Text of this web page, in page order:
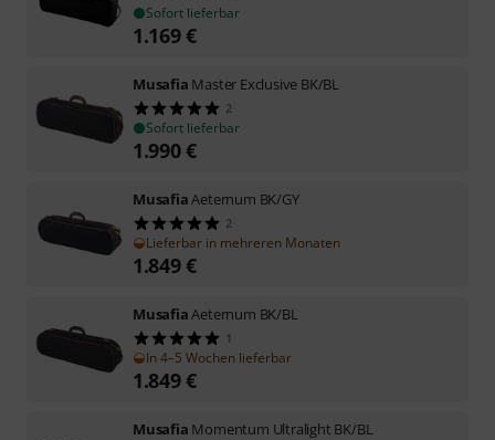
Sofort lieferbar
1.169€
Musafia Master Exclusive BK/BL
2
Sofort lieferbar
1.990€
MusafiaAeternum BK/GY
2
Lieferbar in mehreren Monaten
1.849€
MusafiaAeternum BK/BL
1
In 4–5 Wochen lieferbar
1.849€
Musafia Momentum Ultralight BK/BL